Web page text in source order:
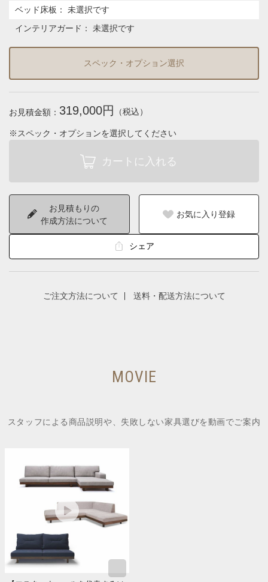
ベッド床板 ：
未選択です
インテリアガード ： 未選択です
スペック・オプション選択
お見積金額： 319,000円 （税込）
※スペック・オプションを選択してください
お見積もりの
作成方法について
お気に入り登録
シェア
ご注文方法について 送料・配送方法について
MOVIE
スタッフによる商品説明や、失敗しない家具選びを動画でご案内